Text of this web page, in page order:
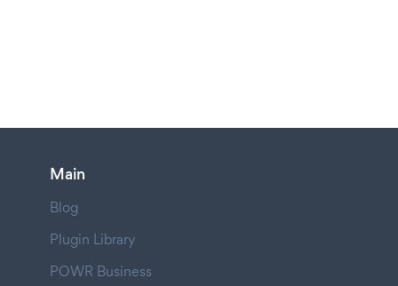
Main
Blog
Plugin Library
POWR Business